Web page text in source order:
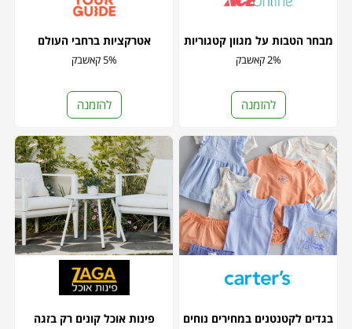
מבחר הטבות על מגוון קטגוריות
2% קאשבק
להזמנה
אטרקציות ברחבי העולם
5% קאשבק
להזמנה
בגדים לקטנטנים במחירים נוחים פינות אוכל קונים רק בזגה